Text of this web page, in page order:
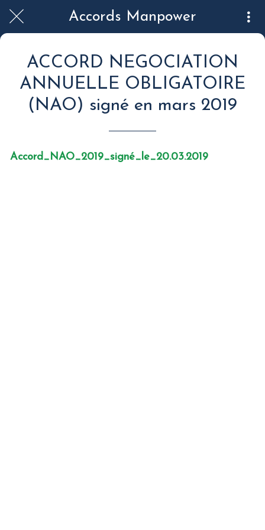
Accords Manpower
ACCORD NEGOCIATION
ANNUELLE OBLIGATOIRE
(NAO) signé en mars 2019
Accord_NAO_2019_signé_le_20.03.2019